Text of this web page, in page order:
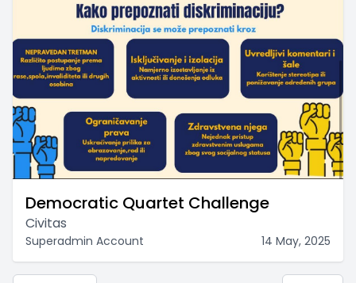
Democratic Quartet Challenge
Civitas
Superadmin Account 14 May, 2025